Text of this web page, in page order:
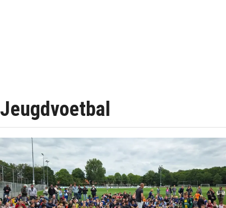
Jeugdvoetbal